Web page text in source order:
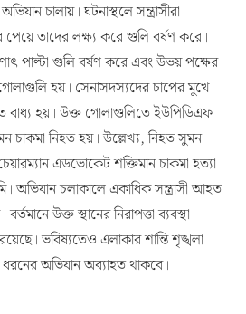
চালায়। ঘটনাস্থলে সন্ত্রাসীরা
পেয়ে তাদের লক্ষ্য করে গুলি বর্ষণ করে।
পাল্টা গুলি বর্ষণ করে এবং উভয় পক্ষের
হয়। সেনাসদস্যদের চাপের মুখে
বাধ্য হয়। উক্ত গোলাগুলিতে ইউপিডিএফ
চাকমা নিহত হয়। উল্লেখ্য, নিহত সুমন
এডভোকেট শক্তিমান চাকমা হত্যা
অভিযান চলাকালে একাধিক সন্ত্রাসী আহত
উক্ত স্থানের নিরাপত্তা ব্যবস্থা
রয়েছে। ভবিষ্যতেও এলাকার শান্তি শৃঙ্খলা
ধরনের অভিযান অব্যাহত থাকবে।